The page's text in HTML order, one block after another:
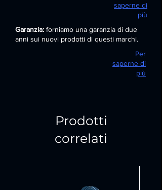
saperne di
più
Garanzia: forniamo una garanzia di due
anni sui nuovi prodotti di questi marchi.
Per
saperne di
più
Prodotti
correlati